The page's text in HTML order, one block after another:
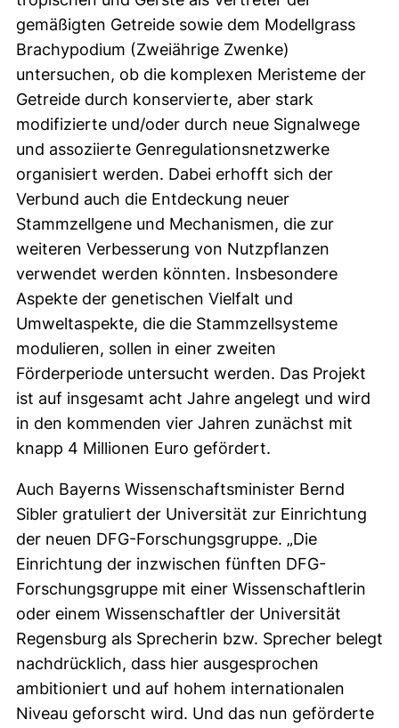
gemäßigten Getreide sowie dem Modellgrass
Brachypodium (Zweiährige Zwenke)
untersuchen, ob die komplexen Meristeme der
Getreide durch konservierte, aber stark
modifizierte und/oder durch neue Signalwege
und assoziierte Genregulationsnetzwerke
organisiert werden. Dabei erhofft sich der
Verbund auch die Entdeckung neuer
Stammzellgene und Mechanismen, die zur
weiteren Verbesserung von Nutzpflanzen
verwendet werden könnten. Insbesondere
Aspekte der genetischen Vielfalt und
Umweltaspekte, die die Stammzellsysteme
modulieren, sollen in einer zweiten
Förderperiode untersucht werden. Das Projekt
ist auf insgesamt acht Jahre angelegt und wird
in den kommenden vier Jahren zunächst mit
knapp 4 Millionen Euro gefördert.
Auch Bayerns Wissenschaftsminister Bernd
Sibler gratuliert der Universität zur Einrichtung
der neuen DFG-Forschungsgruppe. „Die
Einrichtung der inzwischen fünften DFG-
Forschungsgruppe mit einer Wissenschaftlerin
oder einem Wissenschaftler der Universität
Regensburg als Sprecherin bzw. Sprecher belegt
nachdrücklich, dass hier ausgesprochen
ambitioniert und auf hohem internationalen
Niveau geforscht wird. Und das nun geförderte